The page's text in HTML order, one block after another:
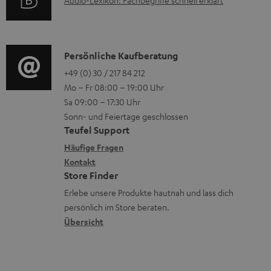
e
n
n
m
V
e
r
s
a
n
d
i
e
n
z
u
r
G
a
r
a
n
t
g
e
r
ä
t
e
R
ü
c
k
i
o
-
L
e
x
i
k
o
n
K
o
n
t
a
k
t
d
a
t
Persönliche Kaufberatung
+49 (0) 30 / 217 84 212
Mo – Fr 08:00 – 19:00 Uhr
Sa 09:00 – 17:30 Uhr
Sonn- und Feiertage geschlossen
Teufel Support
Häufige Fragen
Kontakt
Store Finder
Erlebe unsere Produkte hautnah und lass dich
persönlich im Store beraten.
Übersicht